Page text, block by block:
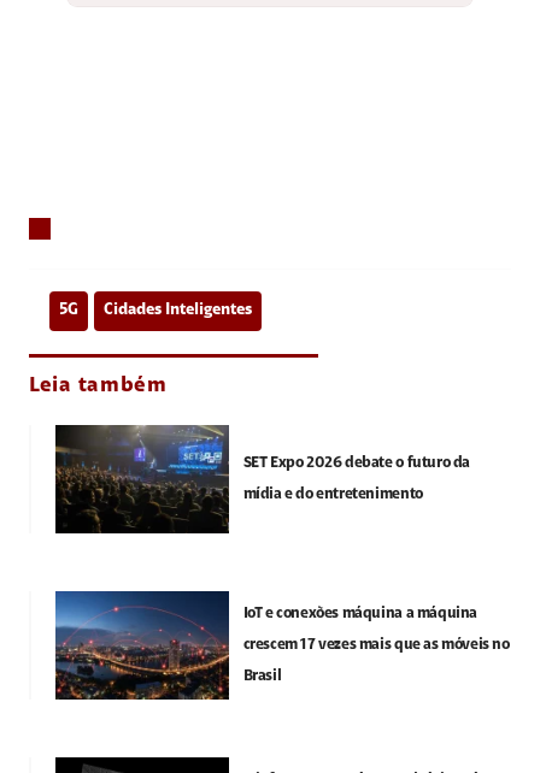
5G Cidades Inteligentes
Leia também
SET Expo 2026 debate o futuro da
mídia e do entretenimento
IoT e conexões máquina a máquina
crescem 17 vezes mais que as móveis no
Brasil